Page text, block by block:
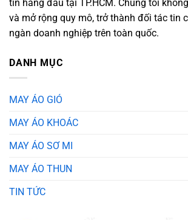
tín hàng đầu tại TP.HCM. Chúng tôi
và mở rộng quy mô, trở thành đối tác tin
ngàn doanh nghiệp trên toàn quốc.
DANH MỤC
MAY ÁO GIÓ
MAY ÁO KHOÁC
MAY ÁO SƠ MI
MAY ÁO THUN
TIN TỨC